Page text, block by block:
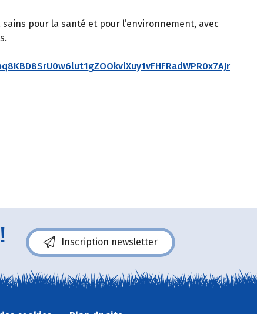
pour la santé et pour l’environnement, avec
Inscription newsletter